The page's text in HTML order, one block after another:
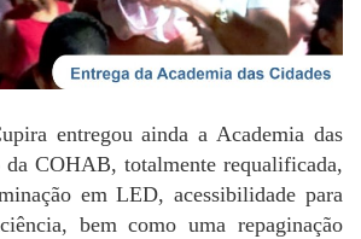
entregou ainda a Academia das
COHAB, totalmente requalificada,
em LED, acessibilidade para
bem como uma repaginação